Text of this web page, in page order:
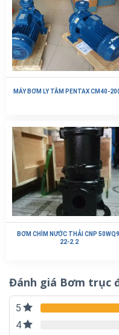
MÁY BƠM LY TÂM PENTAX CM40-
BƠM CHÌM NƯỚC THẢI CNP
22-2.2
Đánh giá Bơm trục
5
4